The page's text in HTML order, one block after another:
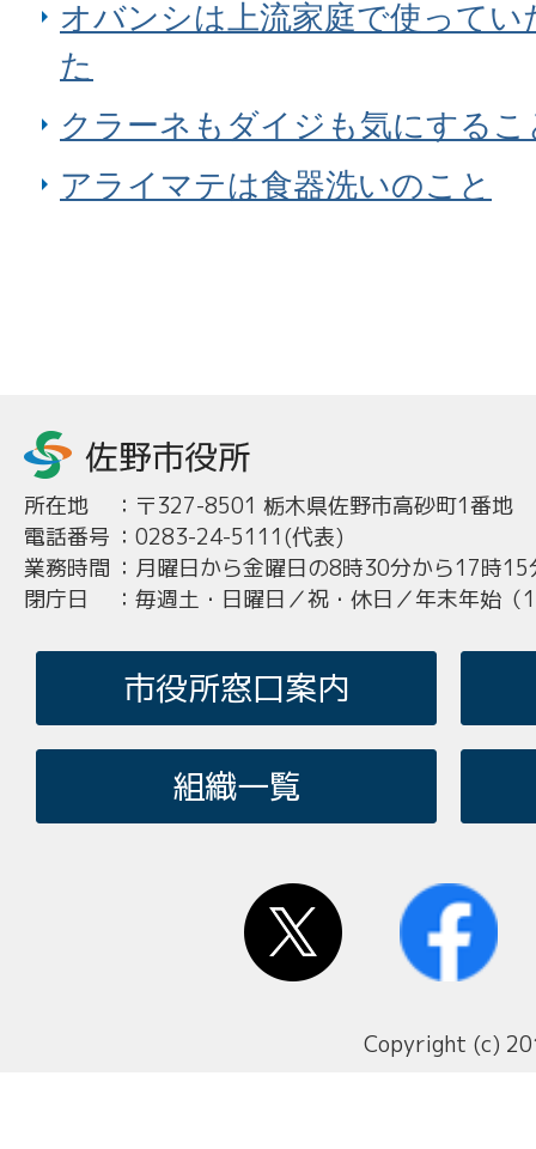
オバンシは上流家庭で使って
た
クラーネもダイジも気にする
アライマテは食器洗いのこと
所在地 ： 〒327-8501 栃木県佐野市高砂町1番地
電話番号 ： 0283-24-5111(代表)
業務時間 ： 月曜日から金曜日の8時30分から17時15
閉庁日
： 毎週土・日曜日／祝・休日／年末年始
市役所窓口案内
組織一覧
Copyright (c)